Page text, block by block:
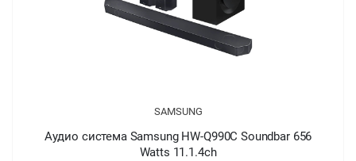
SAMSUNG
Аудио система Samsung HW-Q990C Soundbar 656
Watts 11.1.4ch